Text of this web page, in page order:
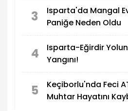
3
Isparta'da Mangal
Paniğe Neden Oldu
4
Isparta-Eğirdir
Yangını!
5
Keçiborlu'nda Feci
Muhtar Hayatını